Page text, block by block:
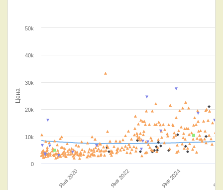
Цена
Янв 2020 Янв 2022 Янв 2024
0
10k
20k
30k
40k
50k